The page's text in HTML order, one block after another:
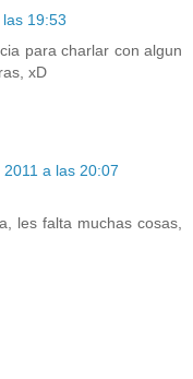
19:53
para charlar con algun
xD
a las 20:07
les falta muchas cosas,